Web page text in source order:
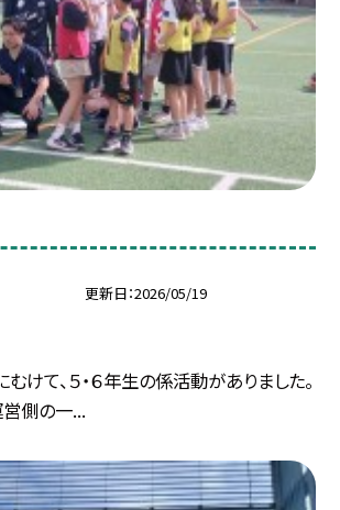
更新日 2026/05/19
けて、５・６年生の係活動がありました。
側の一...